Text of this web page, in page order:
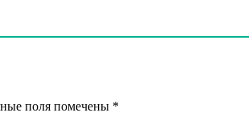
поля помечены *